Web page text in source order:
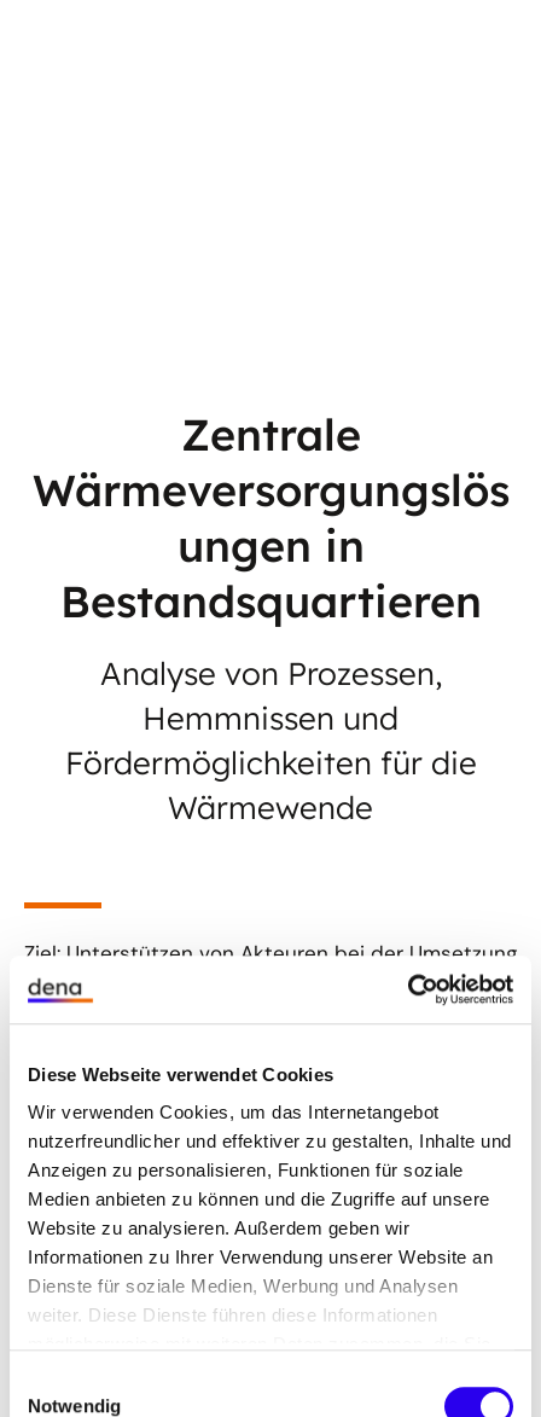
Diese Webseite verwendet Cookies
Wir verwenden Cookies, um das Internetangebot
nutzerfreundlicher und effektiver zu gestalten, Inhalte und
Anzeigen zu personalisieren, Funktionen für soziale
Medien anbieten zu können und die Zugriffe auf unsere
Website zu analysieren. Außerdem geben wir
Informationen zu Ihrer Verwendung unserer Website an
Dienste für soziale Medien, Werbung und Analysen
weiter. Diese Dienste führen diese Informationen
Nutzung der Dienste gesammelt haben.
Notwendig
Zentrale
Wärmeversorgungslös
ungen in
Bestandsquartieren
Analyse von Prozessen,
Hemmnissen und
Fördermöglichkeiten für die
Wärmewende
Ziel: Unterstützen von Akteuren bei der Umsetzung
zentraler Wärmeversorgungslösungen in
Hemmnissen und von Ansätzen zur Verbesserung
der Rahmenbedingungen
Themen: Infrastruktur, Quartier, Wärmewende,
Energie erzeugen & verteilen
Laufzeit: Dezember 2024 bis Mai 2025
die zentrale Wärmeversorgung